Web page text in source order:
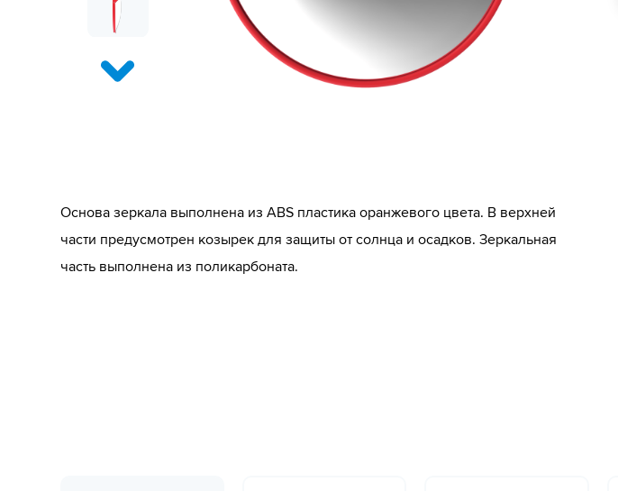
Основа зеркала выполнена из ABS пластика оранжевого цвета. В верхней
части предусмотрен козырек для защиты от солнца и осадков. Зеркальная
часть выполнена из поликарбоната.